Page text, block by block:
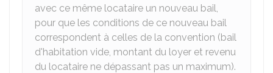
avec ce même locataire un nouveau bail,
pour que les conditions de ce nouveau bail
correspondent à celles de la convention (bail
d'habitation vide, montant du loyer et revenu
du locataire ne dépassant pas un maximum).